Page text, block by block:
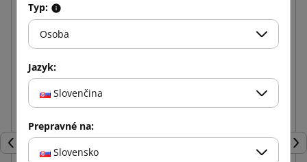
Späť
Typ:
Osoba
Jazyk:
Slovenčina
Prepravné na:
Slovensko